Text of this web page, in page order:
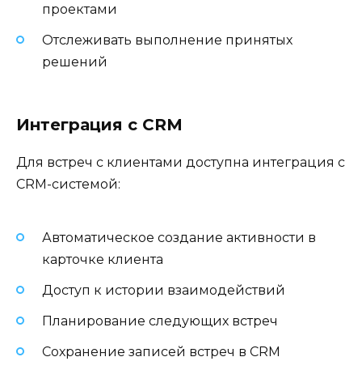
проектами
Отслеживать выполнение принятых
решений
Интеграция с CRM
Для встреч с клиентами доступна интеграция с
CRM-системой:
Автоматическое создание активности в
карточке клиента
Доступ к истории взаимодействий
Планирование следующих встреч
Сохранение записей встреч в CRM